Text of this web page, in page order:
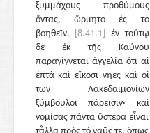
ξυμμάχους προθύμους
ὄντας, ὥρμητο ἐς τὸ
βοηθεῖν.
[8.41.1]
ἐν τούτῳ
δὲ ἐκ τῆς Καύνου
παραγίγνεται ἀγγελία ὅτι αἱ
ἑπτὰ καὶ εἴκοσι νῆες καὶ οἱ
τῶν Λακεδαιμονίων
ξύμβουλοι πάρεισιν· καὶ
νομίσας πάντα ὕστερα εἶναι